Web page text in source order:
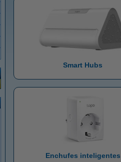
Smart Hubs
Enchufes inteligentes